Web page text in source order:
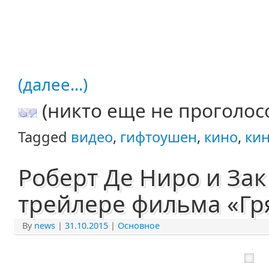
(далее...)
(никто еще не
Tagged видео, гифтоушен, кино,
Роберт Де Ниро и
трейлере фильма
By news | 31.10.2015 | Основное